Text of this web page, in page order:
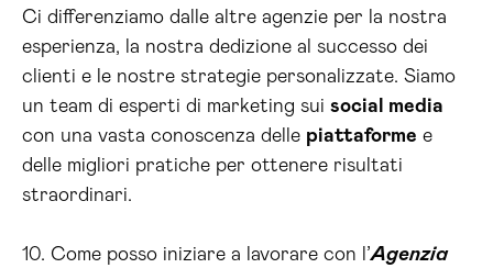
Ci differenziamo dalle altre agenzie per la nostra
esperienza, la nostra dedizione al successo dei
clienti e le nostre strategie personalizzate. Siamo
un team di esperti di marketing sui social media
con una vasta conoscenza delle piattaforme e
delle migliori pratiche per ottenere risultati
straordinari.
10. Come posso iniziare a lavorare con l’Agenzia